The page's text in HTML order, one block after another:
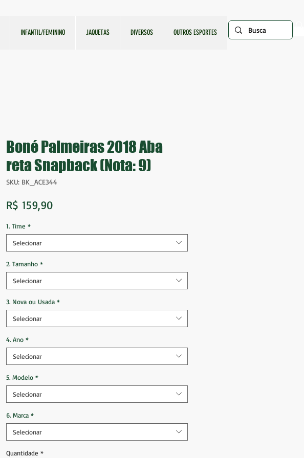
INFANTIL/FEMININO JAQUETAS DIVERSOS OUTROS ESPORTES
Boné Palmeiras 2018 Aba
reta Snapback (Nota: 9)
SKU: BK_ACE344
R$ 159,90Preço
1. Time *
Selecionar
2. Tamanho *
Selecionar
3. Nova ou Usada *
Selecionar
4. Ano *
Selecionar
5. Modelo *
Selecionar
6. Marca *
Selecionar
Quantidade *